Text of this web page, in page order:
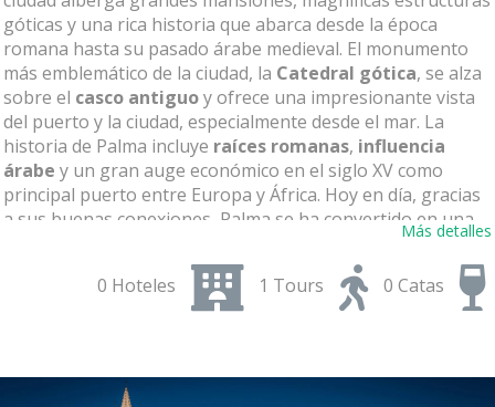
góticas y una rica historia que abarca desde la época
romana hasta su pasado árabe medieval. El monumento
más emblemático de la ciudad, la Catedral gótica, se alza
sobre el casco antiguoy ofrece una impresionante vista
del puerto y la ciudad, especialmente desde el mar. La
historia de Palma incluye raíces romanas, influencia
árabe y un gran auge económico en el siglo XV como
principal puerto entre Europa y África. Hoy en día, gracias
a sus buenas conexiones, Palma se ha convertido en una
Catedral de La Seu: El Corazón de
también un centro espiritual y un símbolo de la evolución
Más detalles
0 Hoteles 1 Tours 0 Catas